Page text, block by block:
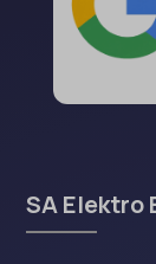
SA Elektro